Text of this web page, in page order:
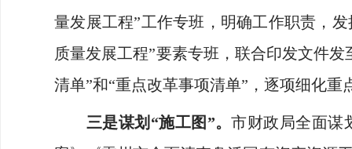
量发展工程”工作专班，明确工作职责，
质量发展工程”要素专班，联合印发文件
清单”和“重点改革事项清单”，逐项细化
三是谋划 “施工图”。市财政局全面谋